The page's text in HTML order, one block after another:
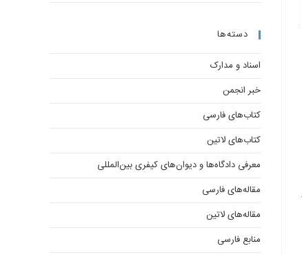
دسته‌ها
اسناد و مدارک
خبر انجمن
کتاب‌های فارسی
کتاب‌های لاتین
معرفی دادگاه‌ها و دیوان‌های کیفری ‌بین‌المللی
مقاله‌های فارسی
مقاله‌های لاتین
منابع فارسی